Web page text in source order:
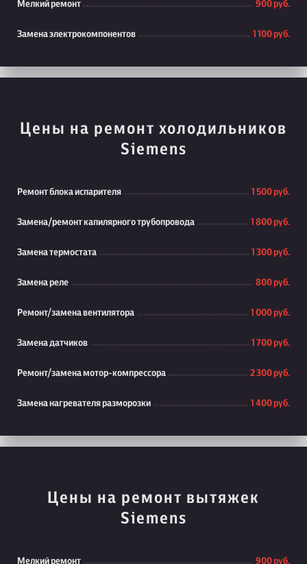
Мелкий ремонт 900 руб.
Замена электрокомпонентов 1 100 руб.
Цены на ремонт холодильников
Siemens
Ремонт блока испарителя 1 500 руб.
Замена/ремонт капилярного трубопровода 1 800 руб.
Замена термостата 1 300 руб.
Замена реле 800 руб.
Ремонт/замена вентилятора 1 000 руб.
Замена датчиков 1 700 руб.
Ремонт/замена мотор-компрессора 2 300 руб.
Замена нагревателя разморозки 1 400 руб.
Цены на ремонт вытяжек
Siemens
Мелкий ремонт 900 руб.